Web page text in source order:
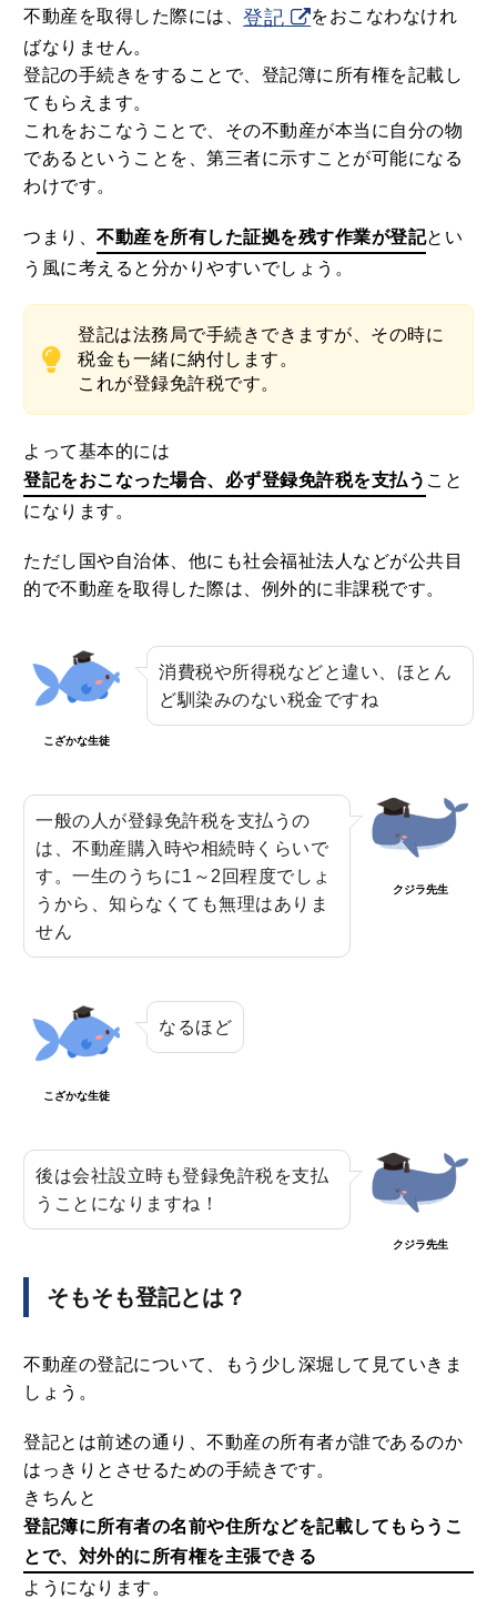
不動産を取得した際には、登記
をおこなわなけれ
ばなりません。
登記の手続きをすることで、登記簿に所有権を記載し
てもらえます。
これをおこなうことで、その不動産が本当に自分の物
であるということを、第三者に示すことが可能になる
わけです。
つまり、不動産を所有した証拠を残す作業が登記とい
う風に考えると分かりやすいでしょう。
登記は法務局で手続きできますが、その時に
税金も一緒に納付します。
これが登録免許税です。
よって基本的には
登記をおこなった場合、必ず登録免許税を支払う こと
になります。
ただし国や自治体、他にも社会福祉法人などが公共目
的で不動産を取得した際は、例外的に非課税です。
こざかな生徒
消費税や所得税などと違い、ほとん
ど馴染みのない税金ですね
一般の人が登録免許税を支払うの
は、不動産購入時や相続時くらいで
す。一生のうちに1～2回程度でしょ
うから、知らなくても無理はありま
せん
クジラ先生
こざかな生徒
なるほど
後は会社設立時も登録免許税を支払
うことになりますね！
クジラ先生
そもそも登記とは？
不動産の登記について、もう少し深堀して見ていきま
しょう。
登記とは前述の通り、不動産の所有者が誰であるのか
はっきりとさせるための手続きです。
きちんと
登記簿に所有者の名前や住所などを記載してもらうこ
とで、対外的に所有権を主張できる
ようになります。